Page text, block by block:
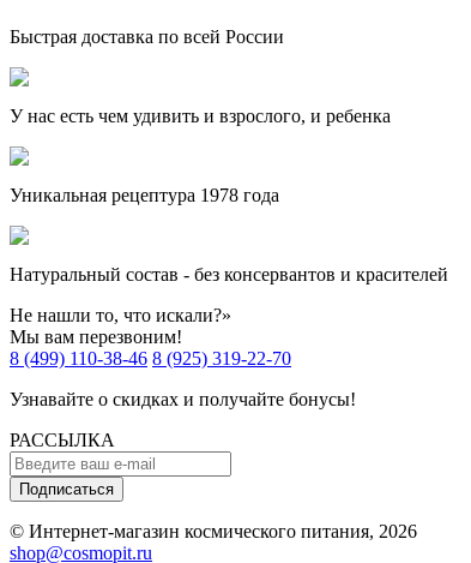
Быстрая доставка по всей России
У нас есть чем удивить и взрослого, и ребенка
Уникальная рецептура 1978 года
Натуральный состав - без консервантов и красителей
Не нашли то, что искали?»
Мы вам перезвоним!
8 (499) 110-38-46 8 (925) 319-22-70
Узнавайте о скидках и получайте бонусы!
РАССЫЛКА
Подписаться
© Интернет-магазин космического питания, 2026
shop@cosmopit.ru